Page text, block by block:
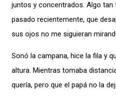
juntos y concentrados. Algo tan
pasado recientemente, que
sus ojos no me siguieran
Sonó la campana, hice la fila y
altura. Mientras tomaba
quería, pero que el papá no la